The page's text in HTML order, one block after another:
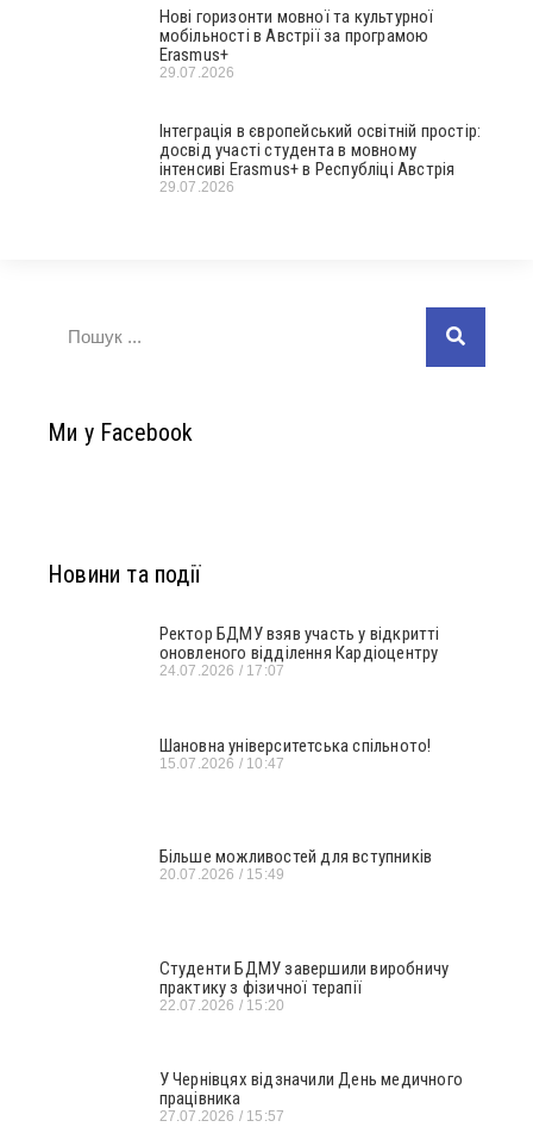
Нові горизонти мовної та культурної
мобільності в Австрії за програмою
Erasmus+
29.07.2026
Інтеграція в європейський освітній простір:
досвід участі студента в мовному
інтенсиві Erasmus+ в Республіці Австрія
29.07.2026
Ми у Facebook
Новини та події
Ректор БДМУ взяв участь у відкритті
оновленого відділення Кардіоцентру
24.07.2026 17:07
Шановна університетська спільното!
15.07.2026 10:47
Більше можливостей для вступників
20.07.2026 15:49
Студенти БДМУ завершили виробничу
практику з фізичної терапії
22.07.2026 15:20
У Чернівцях відзначили День медичного
працівника
27.07.2026 15:57